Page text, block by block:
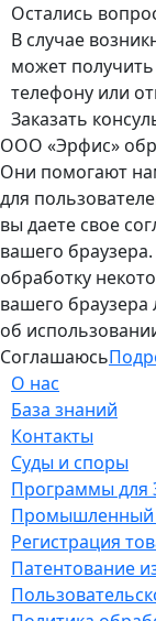
Остались
В случае
может
телефону или
Заказать
ООО «Эрфис»
Они помогают
для
вы даете свое
вашего
обработку
вашего
об
Соглашаюсь
О нас
База знаний
Контакты
Суды и споры
Программы для
Промышленный
Регистрация
Патентование